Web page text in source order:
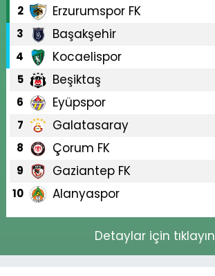
2 Erzurumspor FK
3 Başakşehir
4 Kocaelispor
5 Beşiktaş
6 Eyüpspor
7 Galatasaray
8 Çorum FK
9 Gaziantep FK
10 Alanyaspor
Detaylar için tıklayın